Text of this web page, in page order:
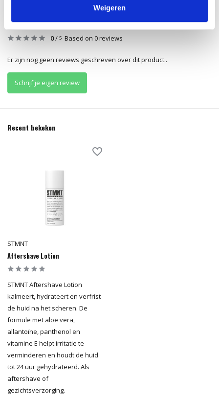
Weigeren
Reviews
0/ 5 Based on 0 reviews
Er zijn nog geen reviews geschreven over dit product..
Schrijf je eigen review
Recent bekeken
STMNT
Aftershave Lotion
STMNT Aftershave Lotion
kalmeert, hydrateert en verfrist
de huid na het scheren. De
formule met aloë vera,
allantoïne, panthenol en
vitamine E helpt irritatie te
verminderen en houdt de huid
tot 24 uur gehydrateerd. Als
aftershave of
gezichtsverzorging.